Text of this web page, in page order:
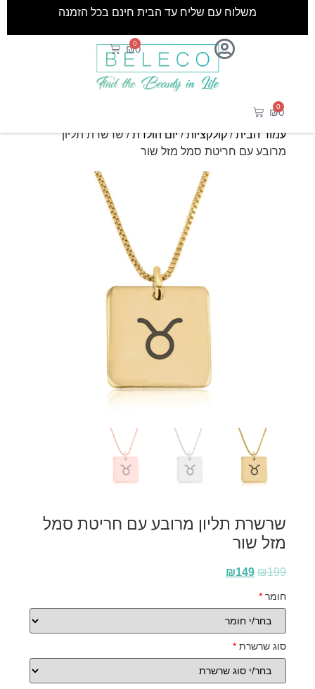
₪0
0
משלוח עם שליח עד הבית חינם בכל הזמנה
₪0
0
עמוד הבית/קולקציות/יום הולדת/ שרשרת תליון
מרובע עם חריטת סמל מזל שור
שרשרת תליון מרובע עם חריטת סמל
מזל שור
₪199
₪149
חומר*
סוג שרשרת*